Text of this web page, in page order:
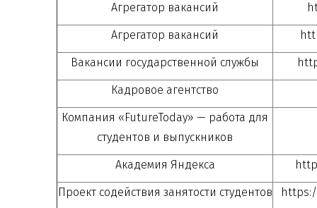
Агрегатор вакансий
Агрегатор вакансий
Вакансии государственной службы
Кадровое агентство
Компания «FutureToday» — работа для
студентов и выпускников
Академия Яндекса
Проект содействия занятости студентов